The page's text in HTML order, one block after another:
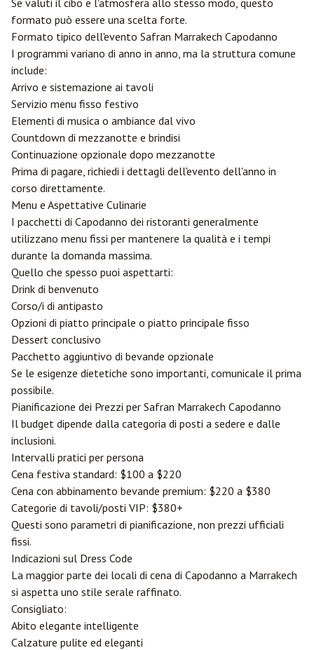
Se valuti il cibo e l'atmosfera allo stesso modo, questo
formato può essere una scelta forte.
Formato tipico dell'evento Safran Marrakech Capodanno
I programmi variano di anno in anno, ma la struttura comune
include:
Arrivo e sistemazione ai tavoli
Servizio menu fisso festivo
Elementi di musica o ambiance dal vivo
Countdown di mezzanotte e brindisi
Continuazione opzionale dopo mezzanotte
Prima di pagare, richiedi i dettagli dell'evento dell'anno in
corso direttamente.
Menu e Aspettative Culinarie
I pacchetti di Capodanno dei ristoranti generalmente
utilizzano menu fissi per mantenere la qualità e i tempi
durante la domanda massima.
Quello che spesso puoi aspettarti:
Drink di benvenuto
Corso/i di antipasto
Opzioni di piatto principale o piatto principale fisso
Dessert conclusivo
Pacchetto aggiuntivo di bevande opzionale
Se le esigenze dietetiche sono importanti, comunicale il prima
possibile.
Pianificazione dei Prezzi per Safran Marrakech Capodanno
Il budget dipende dalla categoria di posti a sedere e dalle
inclusioni.
Intervalli pratici per persona
Cena festiva standard: $100 a $220
Cena con abbinamento bevande premium: $220 a $380
Categorie di tavoli/posti VIP: $380+
Questi sono parametri di pianificazione, non prezzi ufficiali
fissi.
Indicazioni sul Dress Code
La maggior parte dei locali di cena di Capodanno a Marrakech
si aspetta uno stile serale raffinato.
Consigliato:
Abito elegante intelligente
Calzature pulite ed eleganti